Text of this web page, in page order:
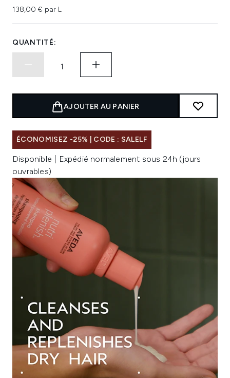
138,00 € par L
QUANTITÉ:
AJOUTER AU PANIER
ÉCONOMISEZ -25% | CODE : SALELF
Disponible | Expédié normalement sous 24h (jours
ouvrables)